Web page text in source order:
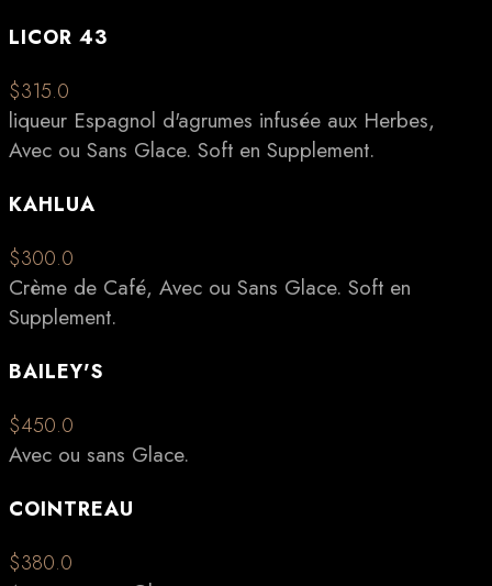
LICOR 43
$315.0
liqueur Espagnol d'agrumes infusée aux Herbes,
Avec ou Sans Glace. Soft en Supplement.
KAHLUA
$300.0
Crème de Café, Avec ou Sans Glace. Soft en
Supplement.
BAILEY'S
$450.0
Avec ou sans Glace.
COINTREAU
$380.0